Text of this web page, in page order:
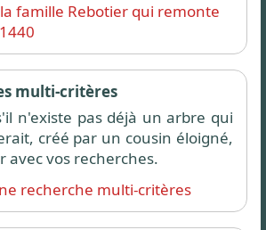
famille Rebotier qui remonte
multi-critères
n'existe pas déjà un arbre qui
créé par un cousin éloigné,
avec vos recherches.
recherche multi-critères